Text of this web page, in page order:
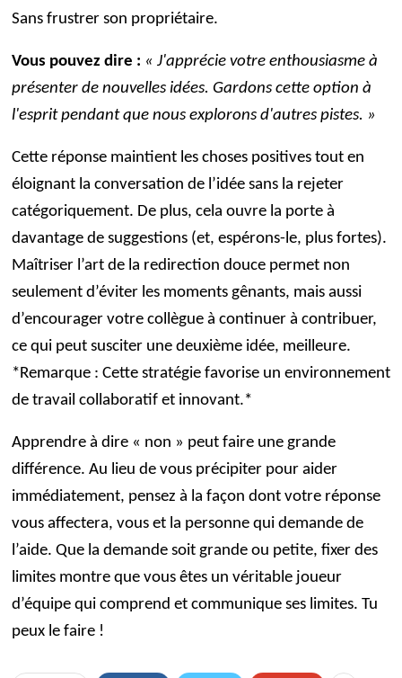
Sans frustrer son propriétaire.
Vous pouvez dire : « J'apprécie votre enthousiasme à
présenter de nouvelles idées. Gardons cette option à
l'esprit pendant que nous explorons d'autres pistes. »
Cette réponse maintient les choses positives tout en
éloignant la conversation de l’idée sans la rejeter
catégoriquement. De plus, cela ouvre la porte à
davantage de suggestions (et, espérons-le, plus fortes).
Maîtriser l’art de la redirection douce permet non
seulement d’éviter les moments gênants, mais aussi
d’encourager votre collègue à continuer à contribuer,
ce qui peut susciter une deuxième idée, meilleure.
*Remarque : Cette stratégie favorise un environnement
de travail collaboratif et innovant.*
Apprendre à dire « non » peut faire une grande
différence. Au lieu de vous précipiter pour aider
immédiatement, pensez à la façon dont votre réponse
vous affectera, vous et la personne qui demande de
l’aide. Que la demande soit grande ou petite, fixer des
limites montre que vous êtes un véritable joueur
d’équipe qui comprend et communique ses limites. Tu
peux le faire !